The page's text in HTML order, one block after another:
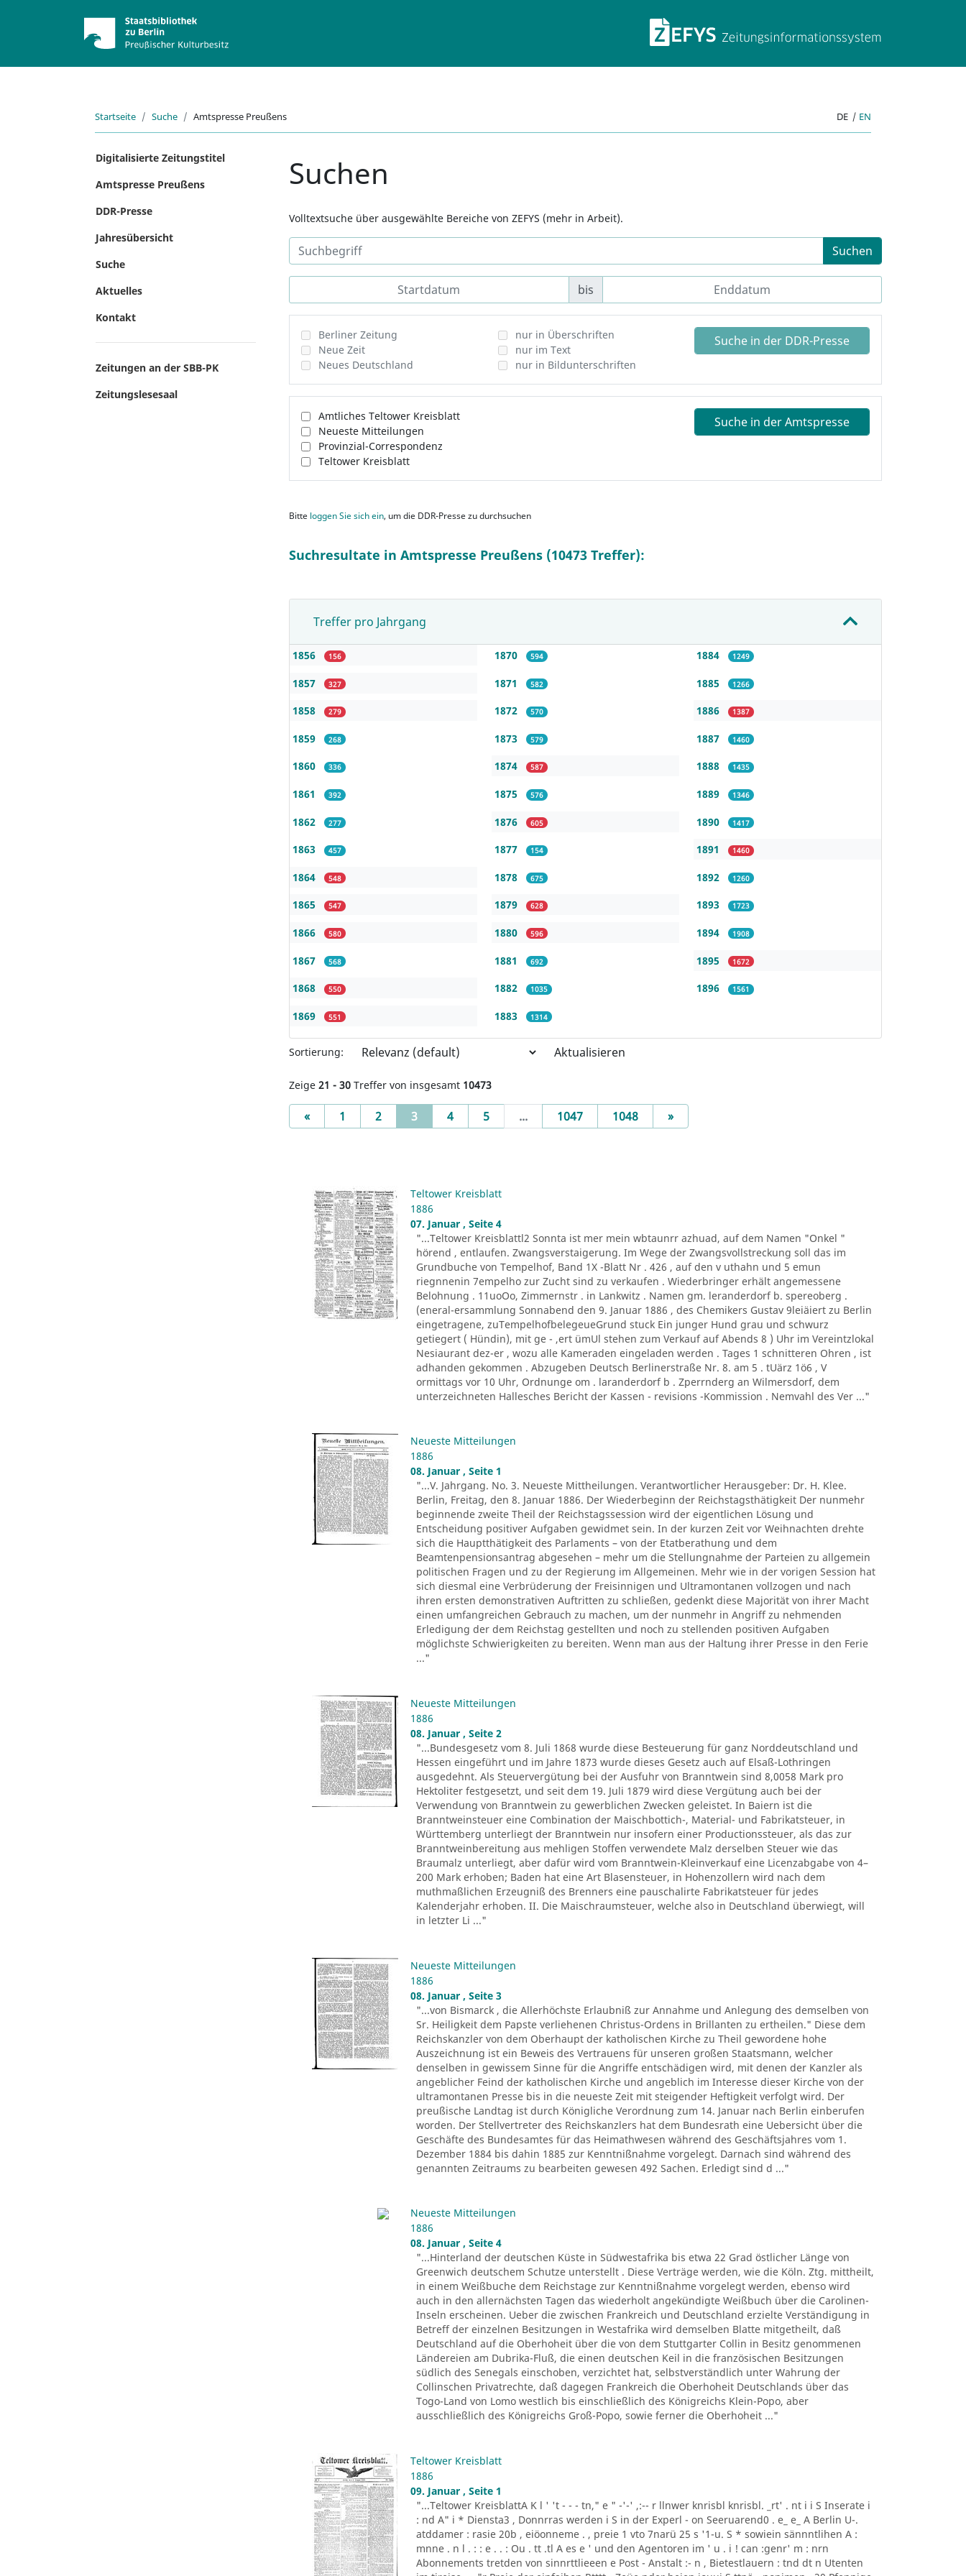
ZEFYS
Startseite Suche Amtspresse Preußens DE | EN
Digitalisierte Zeitungstitel
Amtspresse Preußens
DDR-Presse
Jahresübersicht
Suche
Aktuelles
Kontakt
Zeitungen an der SBB-PK
Zeitungslesesaal
Suchen
Volltextsuche über ausgewählte Bereiche von ZEFYS (mehr in Arbeit).
Suchen
bis
Berliner Zeitung
Neue Zeit
Neues Deutschland
nur in Überschriften
nur im Text
nur in Bildunterschriften
Suche in der DDR-Presse
Amtliches Teltower Kreisblatt
Neueste Mitteilungen
Provinzial-Correspondenz
Teltower Kreisblatt
Suche in der Amtspresse
Bitte loggen Sie sich ein, um die DDR-Presse zu durchsuchen
Suchresultate in Amtspresse Preußens (10473 Treffer):
Treffer pro Jahrgang
1856 156
1857 327
1858 279
1859 268
1860 336
1861 392
1862 277
1863 457
1864 548
1865 547
1866 580
1867 568
1868 550
1869 551
1870 594
1871 582
1872 570
1873 579
1874 587
1875 576
1876 605
1877 154
1878 675
1879 628
1880 596
1881 692
1882 1035
1883 1314
1884 1249
1885 1266
1886 1387
1887 1460
1888 1435
1889 1346
1890 1417
1891 1460
1892 1260
1893 1723
1894 1908
1895 1672
1896 1561
Sortierung: Aktualisieren
Zeige 21 - 30 Treffer von insgesamt 10473
«Previous
1 2 3(current)
4 5 ... 1047 1048 »Next
Teltower Kreisblatt
1886
07. Januar , Seite 4
"...Teltower Kreisblattl2 Sonnta ist mer mein wbtaunrr azhuad, auf dem Namen "Onkel "
hörend , entlaufen. Zwangsverstaigerung. Im Wege der Zwangsvollstreckung soll das im
Grundbuche von Tempelhof, Band 1X -Blatt Nr . 426 , auf den v uthahn und 5 emun
riegnnenin 7empelho zur Zucht sind zu verkaufen . Wiederbringer erhält angemessene
Belohnung . 11uoOo, Zimmernstr . in Lankwitz . Namen gm. leranderdorf b. spereoberg .
(eneral-ersammlung Sonnabend den 9. Januar 1886 , des Chemikers Gustav 9leiäiert zu Berlin
eingetragene, zuTempelhofbelegeueGrund stuck Ein junger Hund grau und schwurz
getiegert ( Hündin), mit ge - ,ert ümUl stehen zum Verkauf auf Abends 8 ) Uhr im Vereintzlokal
Nesiaurant dez-er , wozu alle Kameraden eingeladen werden . Tages 1 schnitteren Ohren , ist
adhanden gekommen . Abzugeben Deutsch Berlinerstraße Nr. 8. am 5 . tUärz 1ö6 , V
ormittags vor 10 Uhr, Ordnunge om . laranderdorf b . Zperrnderg an Wilmersdorf, dem
unterzeichneten Hallesches Bericht der Kassen - revisions -Kommission . Nemvahl des Ver ..."
Neueste Mitteilungen
1886
08. Januar , Seite 1
"...V. Jahrgang. No. 3. Neueste Mittheilungen. Verantwortlicher Herausgeber: Dr. H. Klee.
Berlin, Freitag, den 8. Januar 1886. Der Wiederbeginn der Reichstagsthätigkeit Der nunmehr
beginnende zweite Theil der Reichstagssession wird der eigentlichen Lösung und
Entscheidung positiver Aufgaben gewidmet sein. In der kurzen Zeit vor Weihnachten drehte
sich die Hauptthätigkeit des Parlaments – von der Etatberathung und dem
Beamtenpensionsantrag abgesehen – mehr um die Stellungnahme der Parteien zu allgemein
politischen Fragen und zu der Regierung im Allgemeinen. Mehr wie in der vorigen Session hat
sich diesmal eine Verbrüderung der Freisinnigen und Ultramontanen vollzogen und nach
ihren ersten demonstrativen Auftritten zu schließen, gedenkt diese Majorität von ihrer Macht
einen umfangreichen Gebrauch zu machen, um der nunmehr in Angriff zu nehmenden
Erledigung der dem Reichstag gestellten und noch zu stellenden positiven Aufgaben
möglichste Schwierigkeiten zu bereiten. Wenn man aus der Haltung ihrer Presse in den Ferie
..."
Neueste Mitteilungen
1886
08. Januar , Seite 2
"...Bundesgesetz vom 8. Juli 1868 wurde diese Besteuerung für ganz Norddeutschland und
Hessen eingeführt und im Jahre 1873 wurde dieses Gesetz auch auf Elsaß-Lothringen
ausgedehnt. Als Steuervergütung bei der Ausfuhr von Branntwein sind 8,0058 Mark pro
Hektoliter festgesetzt, und seit dem 19. Juli 1879 wird diese Vergütung auch bei der
Verwendung von Branntwein zu gewerblichen Zwecken geleistet. In Baiern ist die
Branntweinsteuer eine Combination der Maischbottich-, Material- und Fabrikatsteuer, in
Württemberg unterliegt der Branntwein nur insofern einer Productionssteuer, als das zur
Branntweinbereitung aus mehligen Stoffen verwendete Malz derselben Steuer wie das
Braumalz unterliegt, aber dafür wird vom Branntwein-Kleinverkauf eine Licenzabgabe von 4–
200 Mark erhoben; Baden hat eine Art Blasensteuer, in Hohenzollern wird nach dem
muthmaßlichen Erzeugniß des Brenners eine pauschalirte Fabrikatsteuer für jedes
Kalenderjahr erhoben. II. Die Maischraumsteuer, welche also in Deutschland überwiegt, will
in letzter Li ..."
Neueste Mitteilungen
1886
08. Januar , Seite 3
"...von Bismarck , die Allerhöchste Erlaubniß zur Annahme und Anlegung des demselben von
Sr. Heiligkeit dem Papste verliehenen Christus-Ordens in Brillanten zu ertheilen." Diese dem
Reichskanzler von dem Oberhaupt der katholischen Kirche zu Theil gewordene hohe
Auszeichnung ist ein Beweis des Vertrauens für unseren großen Staatsmann, welcher
denselben in gewissem Sinne für die Angriffe entschädigen wird, mit denen der Kanzler als
angeblicher Feind der katholischen Kirche und angeblich im Interesse dieser Kirche von der
ultramontanen Presse bis in die neueste Zeit mit steigender Heftigkeit verfolgt wird. Der
preußische Landtag ist durch Königliche Verordnung zum 14. Januar nach Berlin einberufen
worden. Der Stellvertreter des Reichskanzlers hat dem Bundesrath eine Uebersicht über die
Geschäfte des Bundesamtes für das Heimathwesen während des Geschäftsjahres vom 1.
Dezember 1884 bis dahin 1885 zur Kenntnißnahme vorgelegt. Darnach sind während des
genannten Zeitraums zu bearbeiten gewesen 492 Sachen. Erledigt sind d ..."
Neueste Mitteilungen
1886
08. Januar , Seite 4
"...Hinterland der deutschen Küste in Südwestafrika bis etwa 22 Grad östlicher Länge von
Greenwich deutschem Schutze unterstellt . Diese Verträge werden, wie die Köln. Ztg. mittheilt,
in einem Weißbuche dem Reichstage zur Kenntnißnahme vorgelegt werden, ebenso wird
auch in den allernächsten Tagen das wiederholt angekündigte Weißbuch über die Carolinen-
Inseln erscheinen. Ueber die zwischen Frankreich und Deutschland erzielte Verständigung in
Betreff der einzelnen Besitzungen in Westafrika wird demselben Blatte mitgetheilt, daß
Deutschland auf die Oberhoheit über die von dem Stuttgarter Collin in Besitz genommenen
Ländereien am Dubrika-Fluß, die einen deutschen Keil in die französischen Besitzungen
südlich des Senegals einschoben, verzichtet hat, selbstverständlich unter Wahrung der
Collinschen Privatrechte, daß dagegen Frankreich die Oberhoheit Deutschlands über das
Togo-Land von Lomo westlich bis einschließlich des Königreichs Klein-Popo, aber
ausschließlich des Königreichs Groß-Popo, sowie ferner die Oberhoheit ..."
Teltower Kreisblatt
1886
09. Januar , Seite 1
"...Teltower KreisblattA K l ' 't - - - tn," e " -'-' ,:-- r llnwer knrisbl knrisbl. _rt' . nt i i S Inserate i
: nd A" i * Diensta3 , Donnrras werden i S in der Experl - on Seeruarend0 . e_ e_ A Berlin U-.
atddamer : rasie 20b , eiöonneme . , preie 1 vto 7narü 25 s '1-u. S * sowiein sännntlihen A :
mnne . n l . : : e . . : Ou . tt .tl A es e ' und den Agentoren im ' u . i ! can :genr' m : nrn
Abonnements tretden von sinnrttlieeen e Post - Anstalt :- n , Bietestlauern : tnd dt n Utenten